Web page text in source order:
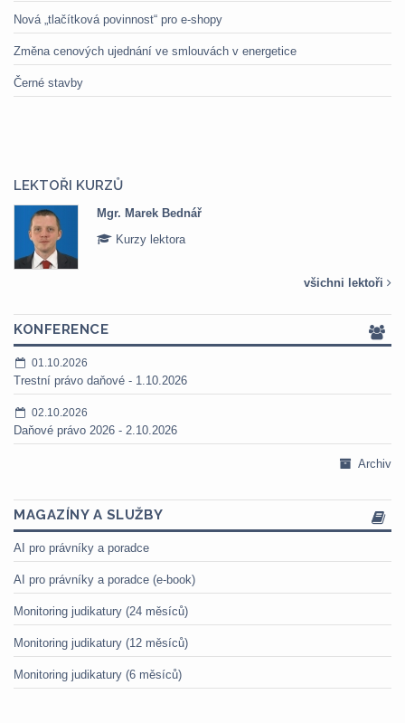
Nová „tlačítková povinnost“ pro e-shopy
Změna cenových ujednání ve smlouvách v energetice
Černé stavby
LEKTOŘI KURZŮ
Mgr. Marek Bednář
Kurzy lektora
všichni lektoři
KONFERENCE
01.10.2026
Trestní právo daňové - 1.10.2026
02.10.2026
Daňové právo 2026 - 2.10.2026
Archiv
MAGAZÍNY A SLUŽBY
AI pro právníky a poradce
AI pro právníky a poradce (e-book)
Monitoring judikatury (24 měsíců)
Monitoring judikatury (12 měsíců)
Monitoring judikatury (6 měsíců)